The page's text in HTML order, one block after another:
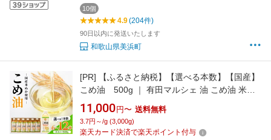
10個
4.9(204件)
90日以内に発送いたします
和歌山県美浜町
[PR]
【ふるさと納税】【選べる本数】【国産】
こめ油 500g ｜ 有田マルシェ 油 こめ油 米油
揚げ物 天ぷら オイル 米 コメ油 築野食品 お米
こめ こめあぶら 500g 炒め物 揚げ物 ギフト 贈
答 贈答用 お中元
11,000 円〜 送料無料
3.7円～/g (3,000g)
楽天カード決済で楽天ポイント付与